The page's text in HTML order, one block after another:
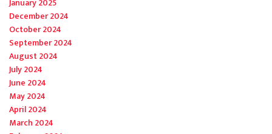
December 2024
October 2024
September 2024
August 2024
July 2024
June 2024
May 2024
April 2024
March 2024